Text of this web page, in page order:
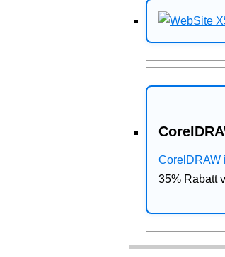
CorelDRAW
35% Rabatt